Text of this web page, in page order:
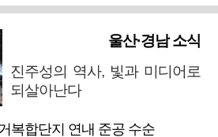
울산·경남 소식
진주성의 역사, 빛과 미디어로
되살아난다
복합단지 연내 준공 수순